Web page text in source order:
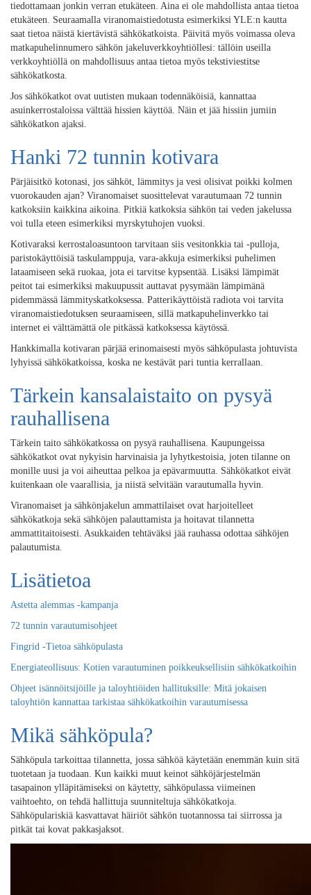
tiedottamaan jonkin verran etukäteen. Aina ei ole mahdollista antaa tietoa
etukäteen. Seuraamalla viranomaistiedotusta esimerkiksi YLE:n kautta
saat tietoa näistä kiertävistä sähkökatkoista. Päivitä myös voimassa oleva
matkapuhelinnumero sähkön jakeluverkkoyhtiöllesi: tällöin useilla
verkkoyhtiöllä on mahdollisuus antaa tietoa myös tekstiviestitse
sähkökatkosta.
Jos sähkökatkot ovat uutisten mukaan todennäköisiä, kannattaa
asuinkerrostaloissa välttää hissien käyttöä. Näin et jää hissiin jumiin
sähkökatkon ajaksi.
Hanki 72 tunnin kotivara
Pärjäisitkö kotonasi, jos sähköt, lämmitys ja vesi olisivat poikki kolmen
vuorokauden ajan? Viranomaiset suosittelevat varautumaan 72 tunnin
katkoksiin kaikkina aikoina. Pitkiä katkoksia sähkön tai veden jakelussa
voi tulla eteen esimerkiksi myrskytuhojen vuoksi.
Kotivaraksi kerrostaloasuntoon tarvitaan siis vesitonkkia tai -pulloja,
paristokäyttöisiä taskulamppuja, vara-akkuja esimerkiksi puhelimen
lataamiseen sekä ruokaa, jota ei tarvitse kypsentää. Lisäksi lämpimät
peitot tai esimerkiksi makuupussit auttavat pysymään lämpimänä
pidemmässä lämmityskatkoksessa. Patterikäyttöistä radiota voi tarvita
viranomaistiedotuksen seuraamiseen, sillä matkapuhelinverkko tai
internet ei välttämättä ole pitkässä katkoksessa käytössä.
Hankkimalla kotivaran pärjää erinomaisesti myös sähköpulasta johtuvista
lyhyissä sähkökatkoissa, koska ne kestävät pari tuntia kerrallaan.
Tärkein kansalaistaito on pysyä
rauhallisena
Tärkein taito sähkökatkossa on pysyä rauhallisena. Kaupungeissa
sähkökatkot ovat nykyisin harvinaisia ja lyhytkestoisia, joten tilanne on
monille uusi ja voi aiheuttaa pelkoa ja epävarmuutta. Sähkökatkot eivät
kuitenkaan ole vaarallisia, ja niistä selvitään varautumalla hyvin.
Viranomaiset ja sähkönjakelun ammattilaiset ovat harjoitelleet
sähkökatkoja sekä sähköjen palauttamista ja hoitavat tilannetta
ammattitaitoisesti. Asukkaiden tehtäväksi jää rauhassa odottaa sähköjen
palautumista.
Lisätietoa
Astetta alemmas -kampanja
72 tunnin varautumisohjeet
Fingrid -Tietoa sähköpulasta
Energiateollisuus: Kotien varautuminen poikkeuksellisiin sähkökatkoihin
Ohjeet isännöitsijöille ja taloyhtiöiden hallituksille: Mitä jokaisen
taloyhtiön kannattaa tarkistaa sähkökatkoihin varautumisessa
Mikä sähköpula?
Sähköpula tarkoittaa tilannetta, jossa sähköä käytetään enemmän kuin sitä
tuotetaan ja tuodaan. Kun kaikki muut keinot sähköjärjestelmän
tasapainon ylläpitämiseksi on käytetty, sähköpulassa viimeinen
vaihtoehto, on tehdä hallittuja suunniteltuja sähkökatkoja.
Sähköpulariskiä kasvattavat häiriöt sähkön tuotannossa tai siirrossa ja
pitkät tai kovat pakkasjaksot.